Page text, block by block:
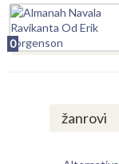
0
žanrovi